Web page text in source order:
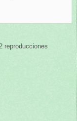
reproducciones